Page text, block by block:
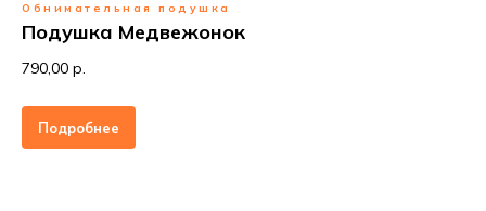
Обнимательная подушка
Подушка Медвежонок
790,00 р.
Подробнее